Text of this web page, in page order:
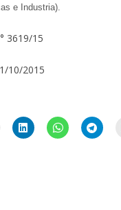
e Industria).
3619/15
10/2015